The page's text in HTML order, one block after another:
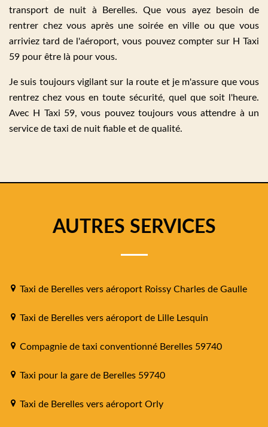
transport de nuit à Berelles. Que vous ayez besoin de
rentrer chez vous après une soirée en ville ou que vous
arriviez tard de l'aéroport, vous pouvez compter sur H Taxi
59 pour être là pour vous.
Je suis toujours vigilant sur la route et je m'assure que vous
rentrez chez vous en toute sécurité, quel que soit l'heure.
Avec H Taxi 59, vous pouvez toujours vous attendre à un
service de taxi de nuit fiable et de qualité.
AUTRES SERVICES
Taxi de Berelles vers aéroport Roissy Charles de Gaulle
Taxi de Berelles vers aéroport de Lille Lesquin
Compagnie de taxi conventionné Berelles 59740
Taxi pour la gare de Berelles 59740
Taxi de Berelles vers aéroport Orly